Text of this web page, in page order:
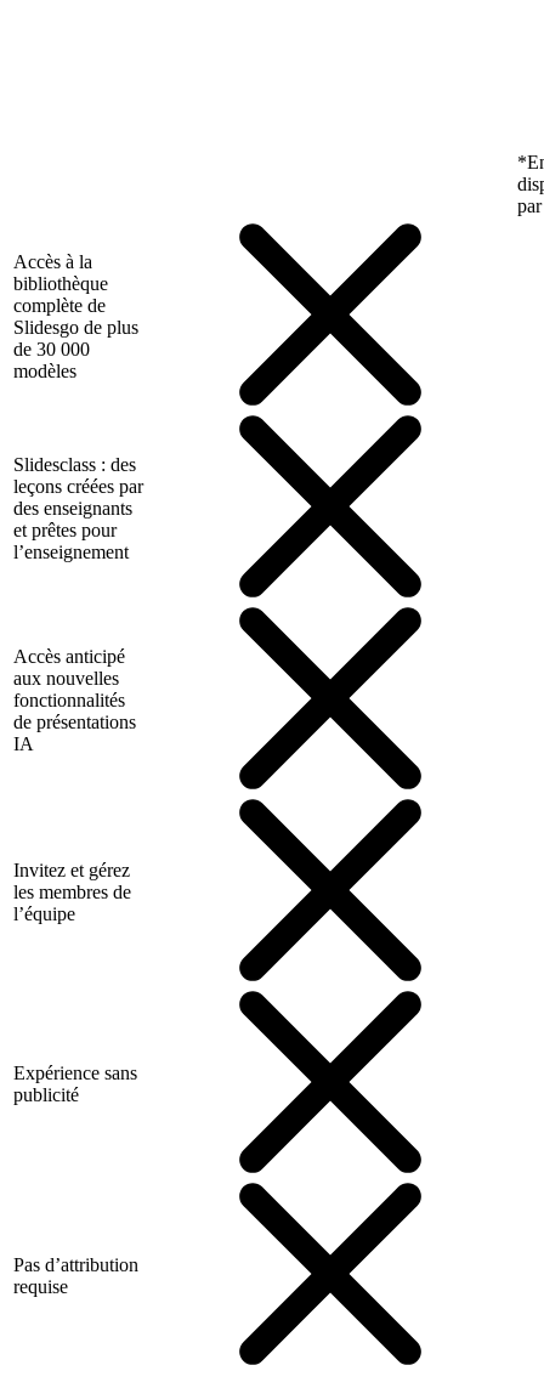
Accès à la
bibliothèque
complète de
Slidesgo de plus
de 30 000
modèles
Slidesclass : des
leçons créées par
des enseignants
et prêtes pour
l’enseignement
Accès anticipé
aux nouvelles
fonctionnalités
de présentations
IA
Invitez et gérez
les membres de
l’équipe
Expérience sans
publicité
Pas d’attribution
requise